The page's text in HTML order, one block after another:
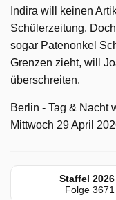
Indira will keinen
Schülerzeitung.
sogar Patenonkel
Grenzen zieht, will
überschreiten.
Berlin - Tag & Nacht
Mittwoch 29 April
Staffel 2026
Folge 3671